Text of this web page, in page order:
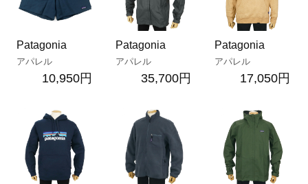
Patagonia
アパレル
10,950円
Patagonia
アパレル
35,700円
Patagonia
アパレル
17,050円